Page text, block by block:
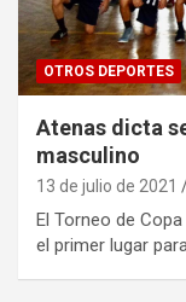
OTROS DEPORTES
Atenas dicta
masculino
13 de julio de 2021
El Torneo de
el primer lugar